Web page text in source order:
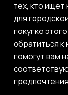
тех, кто
для
покупке
обратиться
помогут вам